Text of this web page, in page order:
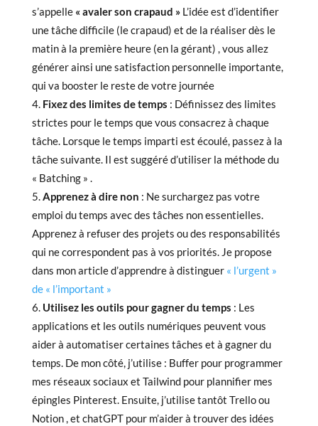
s’appelle « avaler son crapaud »L’idée est d’identifier
une tâche difficile (le crapaud) et de la réaliser dès le
matin à la première heure (en la gérant) , vous allez
générer ainsi une satisfaction personnelle importante,
qui va booster le reste de votre journée
Fixez des limites de temps : Définissez des limites
strictes pour le temps que vous consacrez à chaque
tâche. Lorsque le temps imparti est écoulé, passez à la
tâche suivante. Il est suggéré d’utiliser la méthode du
« Batching » .
Apprenez à dire non : Ne surchargez pas votre
emploi du temps avec des tâches non essentielles.
Apprenez à refuser des projets ou des responsabilités
qui ne correspondent pas à vos priorités. Je propose
dans mon article d’apprendre à distinguer« l’urgent »
de « l’important »
Utilisez les outils pour gagner du temps : Les
applications et les outils numériques peuvent vous
aider à automatiser certaines tâches et à gagner du
temps. De mon côté, j’utilise : Buffer pour programmer
mes réseaux sociaux et Tailwind pour plannifier mes
épingles Pinterest. Ensuite, j’utilise tantôt Trello ou
Notion , et chatGPT pour m’aider à trouver des idées